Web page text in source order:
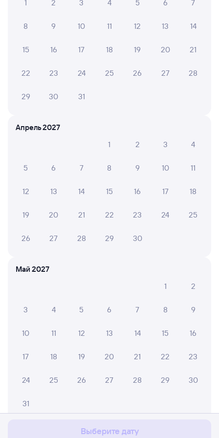
с сайтом.
1
2 3 4 5 6 7
8 9 10 11 12 13 14
15 16 17 18 19 20 21
22 23 24 25 26 27 28
29 30 31
Апрель 2027
1
2 3 4
5 6 7 8 9 10 11
12 13 14 15 16 17 18
19 20 21 22 23 24 25
26 27 28 29 30
Май 2027
1
2
3 4 5 6 7 8 9
10 11 12 13 14 15 16
17 18 19 20 21 22 23
24 25 26 27 28 29 30
31
Выберите дату